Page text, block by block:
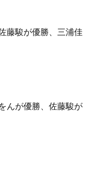
藤駿が優勝、三浦佳
んが優勝、佐藤駿が